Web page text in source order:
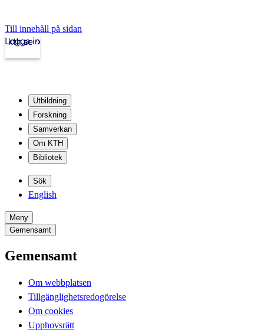
Till innehåll på sidan
kth.se
Logga in
Utbildning
Forskning
Samverkan
Om KTH
Bibliotek
Sök
English
Meny
Gemensamt
Gemensamt
Om webbplatsen
Tillgänglighetsredogörelse
Om cookies
Upphovsrätt